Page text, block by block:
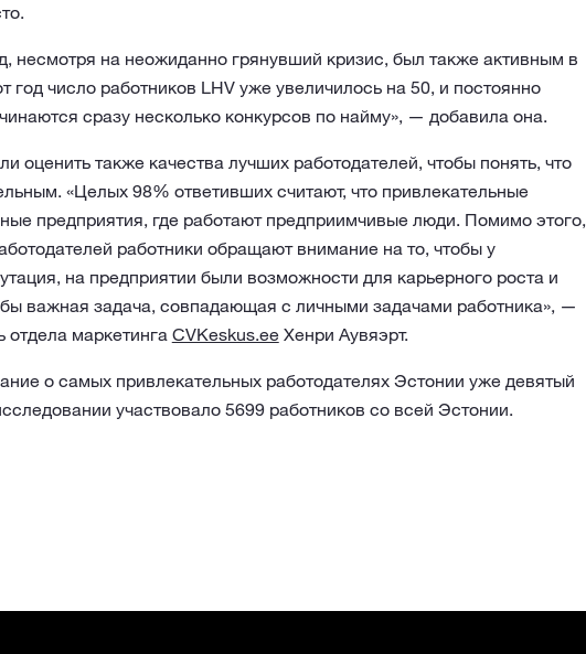
несмотря на неожиданно грянувший кризис, был также активным в
год число работников LHV уже увеличилось на 50, и постоянно
сразу несколько конкурсов по найму», — добавила она.
оценить также качества лучших работодателей, чтобы понять, что
«Целых 98% ответивших считают, что привлекательные
предприятия, где работают предприимчивые люди. Помимо этого,
работники обращают внимание на то, чтобы у
на предприятии были возможности для карьерного роста и
важная задача, совпадающая с личными задачами работника», —
отдела маркетингаCVKeskus.eeХенри Аувяэрт.
о самых привлекательных работодателях Эстонии уже девятый
участвовало 5699 работников со всей Эстонии.